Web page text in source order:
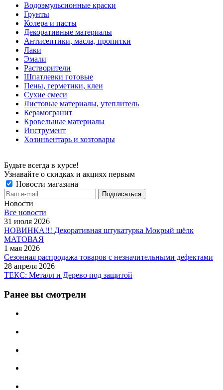
Водоэмульсионные краски
Грунты
Колера и пасты
Декоративные материалы
Антисептики, масла, пропитки
Лаки
Эмали
Растворители
Шпатлевки готовые
Пены, герметики, клеи
Сухие смеси
Листовые материалы, утеплитель
Керамогранит
Кровельные материалы
Инструмент
Хозинвентарь и хозтовары
Будьте всегда в курсе!
Узнавайте о скидках и акциях первым
Новости магазина
Новости
Все новости
31 июля 2026
НОВИНКА!!! Декоративная штукатурка Мокрый шёлк
МАТОВАЯ
1 мая 2026
Сезонная распродажа товаров с незначительными дефектами
28 апреля 2026
ТЕКС: Металл и Дерево под защитой
Ранее вы смотрели